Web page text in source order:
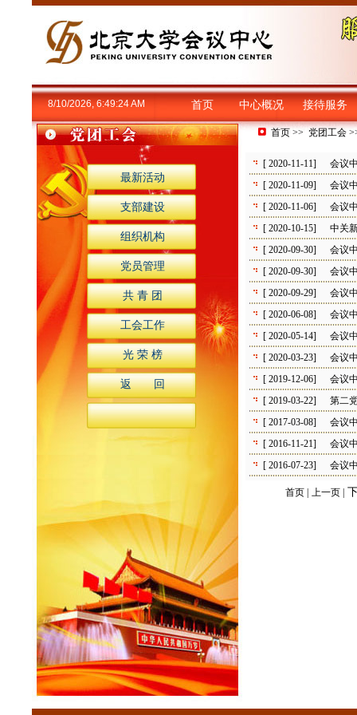
8/10/2026, 6:49:24 AM 首页 中心概况 接待服务
最新活动
支部建设
组织机构
党员管理
共 青 团
工会工作
光 荣 榜
返 回
首页 >> 党团工会
[ 2020-11-11]
会议
[ 2020-11-09]
会议
[ 2020-11-06]
会议
[ 2020-10-15]
中关
[ 2020-09-30]
会议
[ 2020-09-30]
会议
[ 2020-09-29]
会议
[ 2020-06-08]
会议
[ 2020-05-14]
会议
[ 2020-03-23]
会议
[ 2019-12-06]
会议
[ 2019-03-22]
第二
[ 2017-03-08]
会议
[ 2016-11-21]
会议
[ 2016-07-23]
会议
首页 | 上一页 |